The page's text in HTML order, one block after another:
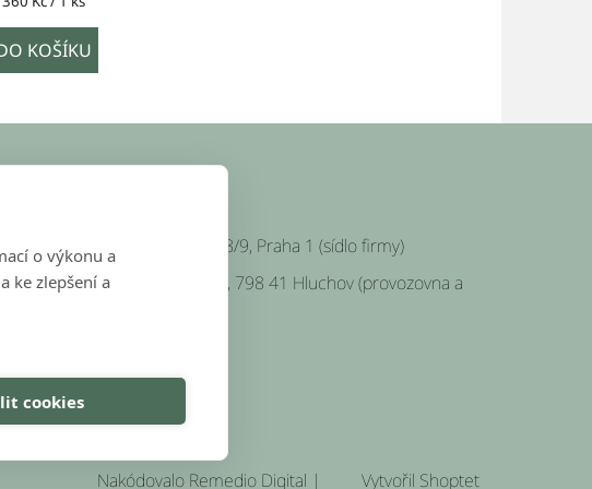
o výkonu a
ke zlepšení a
cookies
KOŠÍKU
Platnéřská 88/9, Praha 1 (sídlo firmy)
Hluchov 157, 798 41 Hluchov (provozovna a
Nakódovalo Remedio Digital | Vytvořil Shoptet